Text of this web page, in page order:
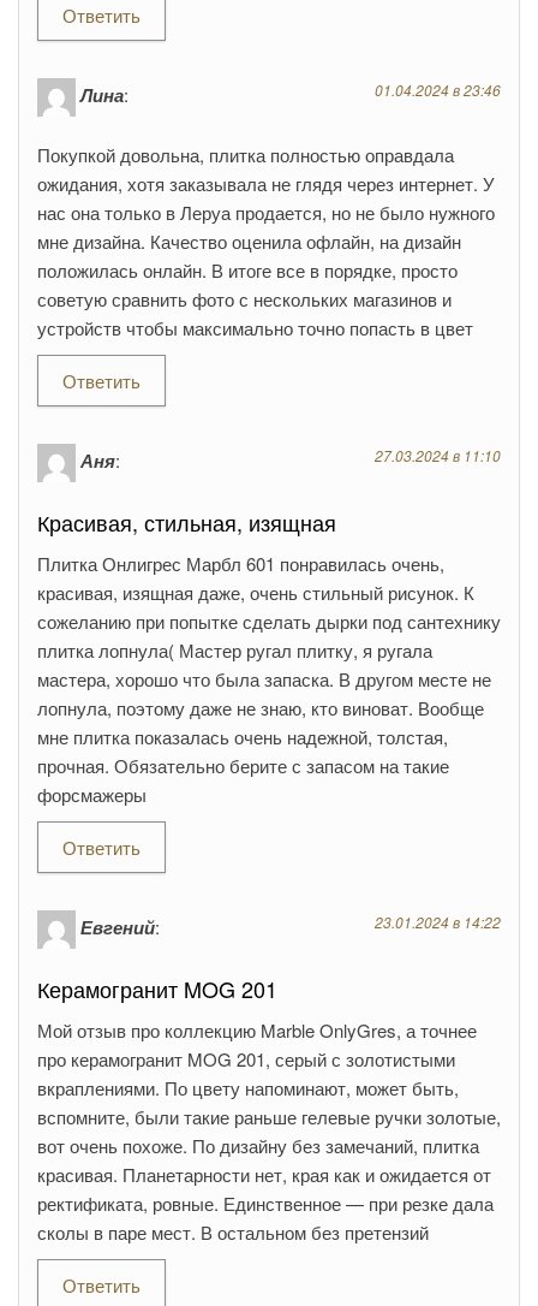
Ответить
Лина: 01.04.2024 в 23:46
Покупкой довольна, плитка полностью оправдала
ожидания, хотя заказывала не глядя через интернет. У
нас она только в Леруа продается, но не было нужного
мне дизайна. Качество оценила офлайн, на дизайн
положилась онлайн. В итоге все в порядке, просто
советую сравнить фото с нескольких магазинов и
устройств чтобы максимально точно попасть в цвет
Ответить
Аня: 27.03.2024 в 11:10
Красивая, стильная, изящная
Плитка Онлигрес Марбл 601 понравилась очень,
красивая, изящная даже, очень стильный рисунок. К
сожеланию при попытке сделать дырки под сантехнику
плитка лопнула( Мастер ругал плитку, я ругала
мастера, хорошо что была запаска. В другом месте не
лопнула, поэтому даже не знаю, кто виноват. Вообще
мне плитка показалась очень надежной, толстая,
прочная. Обязательно берите с запасом на такие
форсмажеры
Ответить
Евгений: 23.01.2024 в 14:22
Керамогранит MOG 201
Мой отзыв про коллекцию Marble OnlyGres, а точнее
про керамогранит MOG 201, серый с золотистыми
вкраплениями. По цвету напоминают, может быть,
вспомните, были такие раньше гелевые ручки золотые,
вот очень похоже. По дизайну без замечаний, плитка
красивая. Планетарности нет, края как и ожидается от
ректификата, ровные. Единственное — при резке дала
сколы в паре мест. В остальном без претензий
Ответить